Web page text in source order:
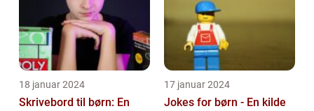
18 januar 2024
Skrivebord til børn: En
17 januar 2024
Jokes for børn - En kilde